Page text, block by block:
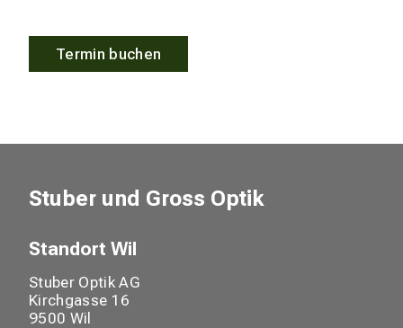
Termin buchen
Stuber und Gross Optik
Standort Wil
Stuber Optik AG
Kirchgasse 16
9500 Wil